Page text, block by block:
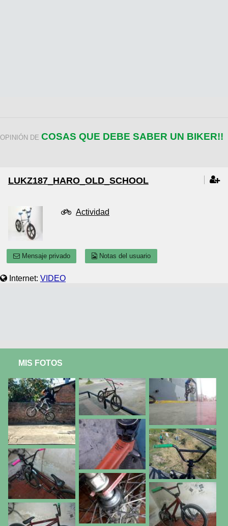
OPINIÓN DE COSAS QUE DEBE SABER UN BIKER!!
LUKZ187_HARO_OLD_SCHOOL
Actividad
Mensaje privado Notas del usuario
Internet: VIDEO
MIS FOTOS